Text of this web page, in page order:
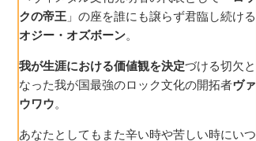
クの帝王 」の座を誰にも譲らず君臨し続ける
オジー・オズボーン。
我が生涯における価値観を決定づける切欠と
なった我が国最強のロック文化の開拓者ヴァ
ウワウ。
あなたとしてもまた辛い時や苦しい時にいつ